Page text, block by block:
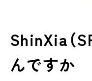
ShinXia（
んですか